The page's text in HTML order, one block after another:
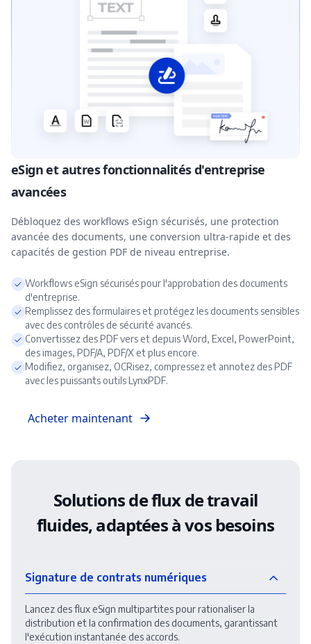
eSign et autres fonctionnalités d'entreprise
avancées
Débloquez des workflows eSign sécurisés, une protection
avancée des documents, une conversion ultra-rapide et des
capacités de gestion PDF de niveau entreprise.
Workflows eSign sécurisés pour l'approbation des documents
d'entreprise.
Remplissez des formulaires et protégez les documents sensibles
avec des contrôles de sécurité avancés.
Convertissez des PDF vers et depuis Word, Excel, PowerPoint,
des images, PDF/A, PDF/X et plus encore.
Modifiez, organisez, OCRisez, compressez et annotez des PDF
avec les puissants outils LynxPDF.
Acheter maintenant
Solutions de flux de travail
fluides, adaptées à vos besoins
Signature de contrats numériques
Lancez des flux eSign multipartites pour rationaliser la
distribution et la confirmation des documents, garantissant
l'exécution instantanée des accords.